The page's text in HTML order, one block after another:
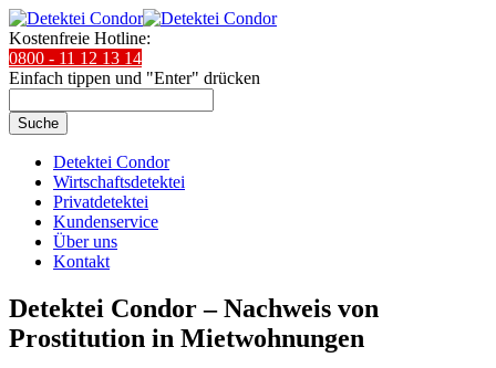
Kostenfreie Hotline:
0800 - 11 12 13 14
Einfach tippen und "Enter" drücken
Suche
Detektei Condor
Wirtschaftsdetektei
Privatdetektei
Kundenservice
Über uns
Kontakt
Detektei Condor – Nachweis von
Prostitution in Mietwohnungen